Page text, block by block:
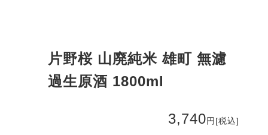
片野桜 山廃純米 雄町 無濾
過生原酒 1800ml
3,740円 [税込]